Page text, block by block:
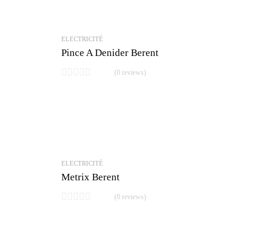
ELECTRICITÉ
Pince A Denider Berent
(0 reviews)
ELECTRICITÉ
Metrix Berent
(0 reviews)